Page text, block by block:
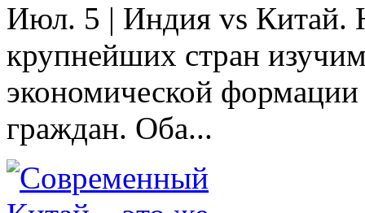
Июл. 5 | Индия vs Китай.
крупнейших стран
экономической формации
граждан. Оба...